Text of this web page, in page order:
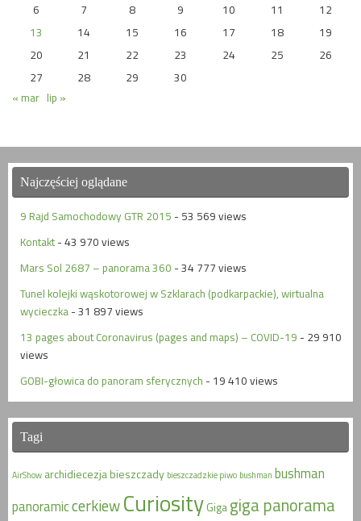
6
7 8 9 10 11
12
13
14 15 16 17 18
19
20
21 22 23 24 25
26
27
28 29
30
« mar lip »
Najczęściej oglądane
9 Rajd Samochodowy GTR 2015 - 53 569 views
Kontakt - 43 970 views
Mars Sol 2687 – panorama 360 - 34 777 views
Tunel kolejki wąskotorowej w Szklarach (podkarpackie), wirtualna
wycieczka - 31 897 views
13 pages about Coronavirus (pages and maps) – COVID-19 - 29 910
views
GOBI-głowica do panoram sferycznych - 19 410 views
Tagi
AirShow archidiecezjabieszczady bieszczadzkie piwo bushman bushman
panoramiccerkiewCuriosityGigagiga panorama